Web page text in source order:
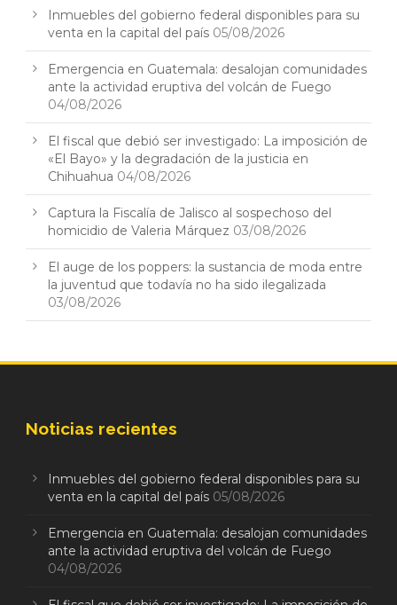
Inmuebles del gobierno federal disponibles para su
venta en la capital del país 05/08/2026
Emergencia en Guatemala: desalojan comunidades
ante la actividad eruptiva del volcán de Fuego
04/08/2026
El fiscal que debió ser investigado: La imposición de
«El Bayo» y la degradación de la justicia en
Chihuahua 04/08/2026
Captura la Fiscalía de Jalisco al sospechoso del
homicidio de Valeria Márquez 03/08/2026
El auge de los poppers: la sustancia de moda entre
la juventud que todavía no ha sido ilegalizada
03/08/2026
Noticias recientes
Inmuebles del gobierno federal disponibles para su
venta en la capital del país 05/08/2026
Emergencia en Guatemala: desalojan comunidades
ante la actividad eruptiva del volcán de Fuego
04/08/2026